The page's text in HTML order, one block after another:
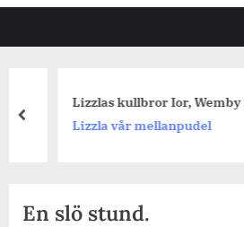
Lizzlas kullbror Ior, Wemby
Lizzla vår mellanpudel
prev
En slö stund.